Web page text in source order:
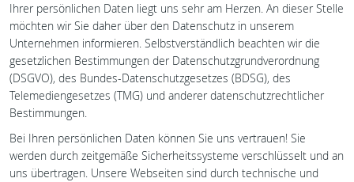
Ihrer persönlichen Daten liegt uns sehr am Herzen. An dieser Stelle
möchten wir Sie daher über den Datenschutz in unserem
Unternehmen informieren. Selbstverständlich beachten wir die
gesetzlichen Bestimmungen der Datenschutzgrundverordnung
(DSGVO), des Bundes-Datenschutzgesetzes (BDSG), des
Telemediengesetzes (TMG) und anderer datenschutzrechtlicher
Bestimmungen.
Bei Ihren persönlichen Daten können Sie uns vertrauen! Sie
werden durch zeitgemäße Sicherheitssysteme verschlüsselt und an
uns übertragen. Unsere Webseiten sind durch technische und